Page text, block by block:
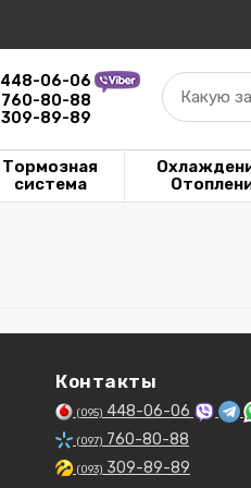
448-06-06
760-80-88
309-89-89
Какую
Тормозная
система
Контакты
(095) 448-06-06
(097) 760-80-88
(093) 309-89-89